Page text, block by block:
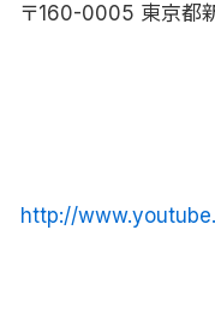
〒160-0005 東京都
http://